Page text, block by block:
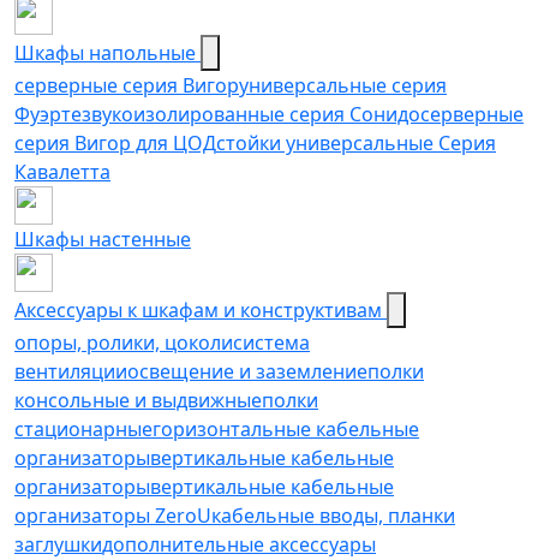
Шкафы напольные
серверные серия Вигоруниверсальные серия
Фуэртезвукоизолированные серия Сонидосерверные
серия Вигор для ЦОДстойки универсальные Серия
Кавалетта
Шкафы настенные
Аксессуары к шкафам и конструктивам
опоры, ролики, цоколиcистема
вентиляцииосвещение и заземлениеполки
консольные и выдвижныеполки
стационарныегоризонтальные кабельные
организаторывертикальные кабельные
организаторывертикальные кабельные
организаторы ZeroUкабельные вводы, планки
заглушкидополнительные аксессуары